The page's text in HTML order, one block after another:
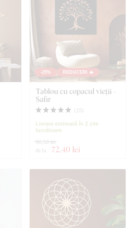
-25% REDUCERI 🔥
Tablou cu copacul vieții -
Safir
( 15)
Livrare estimată în 2 zile
lucrătoare
de la 72,40 lei
96,50 lei